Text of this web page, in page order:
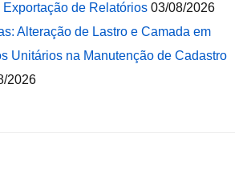
de Relatórios 03/08/2026
Alteração de Lastro e Camada em
Unitários na Manutenção de Cadastro
2026